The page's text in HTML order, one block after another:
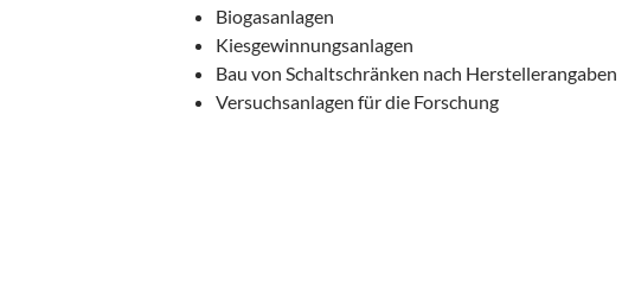
Biogasanlagen
Kiesgewinnungsanlagen
Bau von Schaltschränken nach Herstellerangaben
Versuchsanlagen für die Forschung